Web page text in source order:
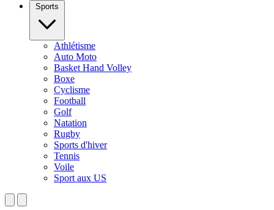
Sports
Athlétisme
Auto Moto
Basket Hand Volley
Boxe
Cyclisme
Football
Golf
Natation
Rugby
Sports d'hiver
Tennis
Voile
Sport aux US